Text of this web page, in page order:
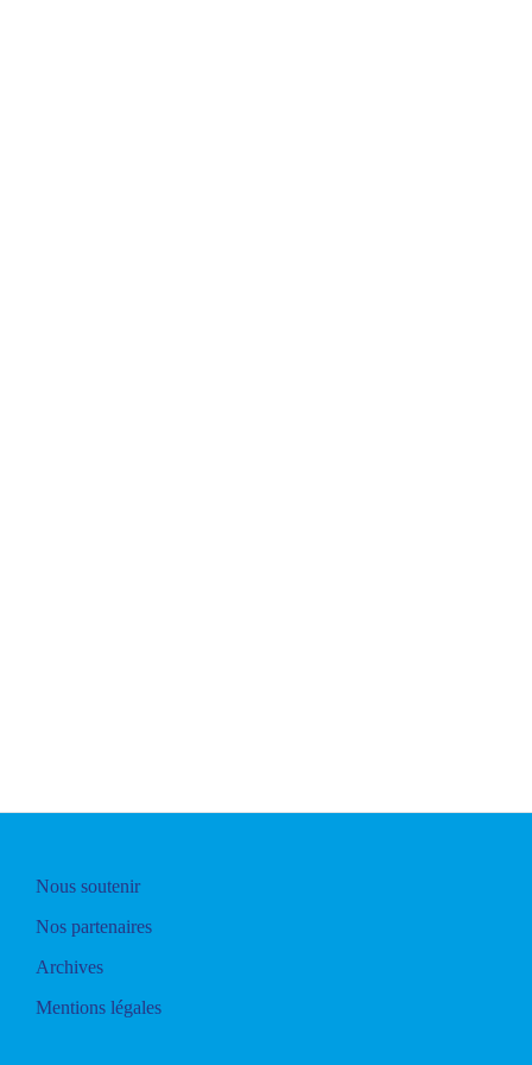
Nous soutenir
Nos partenaires
Archives
Mentions légales